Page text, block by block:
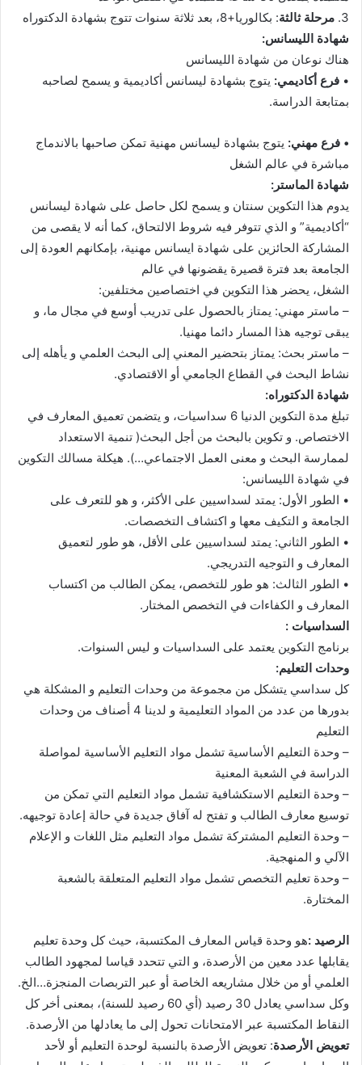
3. مرحلة ثالثة: بكالوريا+8، بعد ثلاثة سنوات تتوج بشهادة الدكتوراه
شهادة الليسانس:
هناك نوعان من شهادة الليسانس
• فرع أكاديمي: يتوج بشهادة ليسانس أكاديمية و يسمح لصاحبه
بمتابعة الدراسة.
• فرع مهني: يتوج بشهادة ليسانس مهنية تمكن صاحبها بالاندماج
مباشرة في عالم الشغل
شهادة الماستر:
يدوم هذا التكوين سنتان و يسمح لكل حاصل على شهادة ليسانس
“أكاديمية” و الذي تتوفر فيه شروط الالتحاق، كما أنه لا يقصى من
المشاركة الحائزين على شهادة ايسانس مهنية، بإمكانهم العودة إلى
الجامعة بعد فترة قصيرة يقضونها في عالم
الشغل، يحضر هذا التكوين في اختصاصين مختلفين:
– ماستر مهني: يمتاز بالحصول على تدريب أوسع في مجال ما، و
يبقى توجيه هذا المسار دائما مهنيا.
– ماستر بحث: يمتاز بتحضير المعني إلى البحث العلمي و يأهله إلى
نشاط البحث في القطاع الجامعي أو الاقتصادي.
شهادة الدكتوراه:
تبلغ مدة التكوين الدنيا 6 سداسيات، و يتضمن تعميق المعارف في
الاختصاص. و تكوين بالبحث من أجل البحث( تنمية الاستعداد
لممارسة البحث و معنى العمل الاجتماعي…). هيكلة مسالك التكوين
في شهادة الليسانس:
• الطور الأول: يمتد لسداسيين على الأكثر، و هو للتعرف على
الجامعة و التكيف معها و اكتشاف التخصصات.
• الطور الثاني: يمتد لسداسيين على الأقل، هو طور لتعميق
المعارف و التوجيه التدريجي.
• الطور الثالث: هو طور للتخصص، يمكن الطالب من اكتساب
المعارف و الكفاءات في التخصص المختار.
السداسيات :
برنامج التكوين يعتمد على السداسيات و ليس السنوات.
وحدات التعليم:
كل سداسي يتشكل من مجموعة من وحدات التعليم و المشكلة هي
بدورها من عدد من المواد التعليمية و لدينا 4 أصناف من وحدات
التعليم
– وحدة التعليم الأساسية تشمل مواد التعليم الأساسية لمواصلة
الدراسة في الشعبة المعنية
– وحدة التعليم الاستكشافية تشمل مواد التعليم التي تمكن من
توسيع معارف الطالب و تفتح له آفاق جديدة في حالة إعادة توجيهه.
– وحدة التعليم المشتركة تشمل مواد التعليم مثل اللغات و الإعلام
الآلي و المنهجية.
– وحدة تعليم التخصص تشمل مواد التعليم المتعلقة بالشعبة
المختارة.
الرصيد :هو وحدة قياس المعارف المكتسبة، حيث كل وحدة تعليم
يقابلها عدد معين من الأرصدة، و التي تتحدد قياسا لمجهود الطالب
العلمي أو من خلال مشاريعه الخاصة أو عبر التربصات المنجزة…الخ.
وكل سداسي يعادل 30 رصيد (أي 60 رصيد للسنة)، بمعنى أخر كل
النقاط المكتسبة عبر الامتحانات تحول إلى ما يعادلها من الأرصدة.
تعويض الأرصدة: تعويض الأرصدة بالنسبة لوحدة التعليم أو لأحد